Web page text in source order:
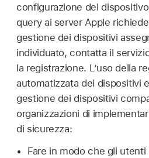
configurazione del
query ai server Apple
gestione dei dispositivi
individuato, contatta il
la registrazione. L’uso della
automatizzata dei dispositivi
gestione dei dispositivi
organizzazioni di
di sicurezza:
Fare in modo che gli